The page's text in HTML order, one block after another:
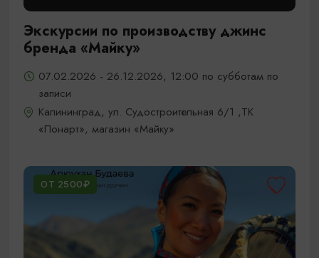
Экскурсии по производству джинс
бренда «Майку»
07.02.2026 - 26.12.2026, 12:00 по субботам по
записи
Калининград, ул. Судостроительная 6/1 ,ТК
«Понарт», магазин «Майку»
ОТ 2500₽